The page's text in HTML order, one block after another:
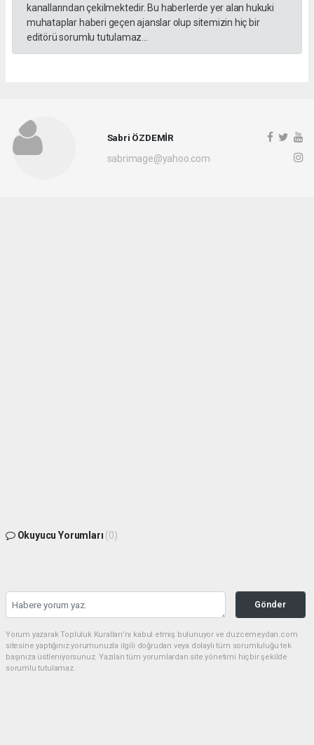
kanallarından çekilmektedir. Bu haberlerde yer alan hukuki
muhataplar haberi geçen ajanslar olup sitemizin hiç bir
editörü sorumlu tutulamaz...
Sabri ÖZDEMİR
sabrimage@yahoo.com
Okuyucu Yorumları (0)
Gönder
Yorum yazarak Topluluk Kuralları’nı kabul etmiş bulunuyor ve duzcemeydan.com
sitesine yaptığınız yorumunuzla ilgili doğrudan veya dolaylı tüm sorumluluğu tek
başınıza üstleniyorsunuz. Yazılan tüm yorumlardan site yönetimi hiçbir şekilde
sorumlu tutulamaz.